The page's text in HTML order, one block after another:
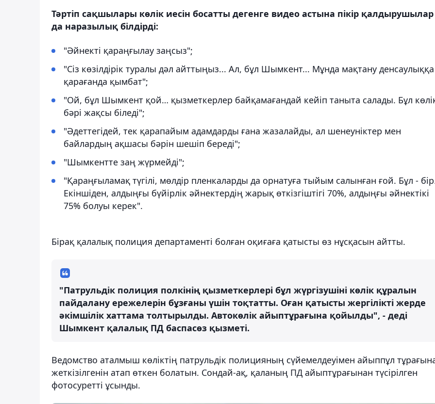
Тәртіп сақшылары көлік иесін босатты дегенге видео астына пікір қалдырушылар
да наразылық білдірді:
"Әйнекті қараңғылау заңсыз";
"Сіз көзілдірік туралы дәл айттыңыз... Ал, бұл Шымкент... Мұнда мақтану денсаулыққа
қарағанда қымбат";
"Ой, бұл Шымкент қой… қызметкерлер байқамағандай кейіп таныта салады. Бұл
бәрі жақсы біледі";
"Әдеттегідей, тек қарапайым адамдарды ғана жазалайды, ал шенеуніктер мен
байлардың ақшасы бәрін шешіп береді";
"Шымкентте заң жүрмейді";
"Қараңғыламақ түгілі, мөлдір пленкаларды да орнатуға тыйым салынған ғой. Бұл -
Екіншіден, алдыңғы бүйірлік әйнектердің жарық өткізгіштігі 70%, алдыңғы әйнектікі
75% болуы керек".
Бірақ қалалық полиция департаменті болған оқиғаға қатысты өз нұсқасын айтты.
"Патрульдік полиция полкінің қызметкерлері бұл жүргізушіні көлік құралын
пайдалану ережелерін бұзғаны үшін тоқтатты. Оған қатысты жергілікті жерде
әкімшілік хаттама толтырылды. Автокөлік айыптұрағына қойылды", - деді
Шымкент қалалық ПД баспасөз қызметі.
Ведомство аталмыш көліктің патрульдік полицияның сүйемелдеуімен айыппұл
жеткізілгенін атап өткен болатын. Сондай-ақ, қаланың ПД айыптұрағынан түсірілген
фотосуретті ұсынды.